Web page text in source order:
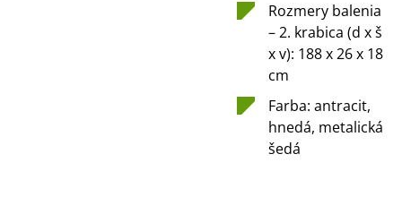
Rozmery balenia
– 2. krabica (d x š
x v): 188 x 26 x 18
cm
Farba: antracit,
hnedá, metalická
šedá